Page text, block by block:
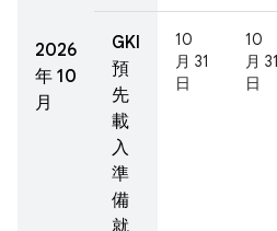
2026
年 10
月
GKI
預
先
載
入
準
備
就
10
月 31
日
10
月 31
日